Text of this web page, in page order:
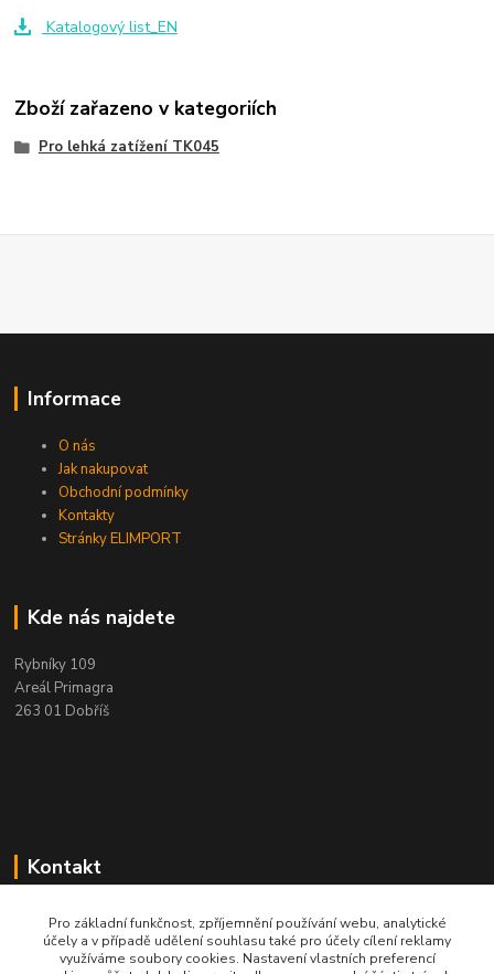
Katalogový list_EN
Zboží zařazeno v kategoriích
Pro lehká zatížení TK045
Informace
O nás
Jak nakupovat
Obchodní podmínky
Kontakty
Stránky ELIMPORT
Kde nás najdete
Rybníky 109
Areál Primagra
263 01 Dobříš
Kontakt
+420 284 811 501
Po - Pá, 8:00-16:30
Pro základní funkčnost, zpříjemnění používání webu, analytické
účely a v případě udělení souhlasu také pro účely cílení reklamy
využíváme soubory cookies. Nastavení vlastních preferencí